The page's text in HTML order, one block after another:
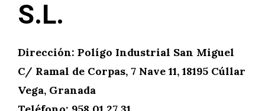
S.L.
Dirección: Polígo Industrial San Miguel
C/ Ramal de Corpas, 7 Nave 11, 18195 Cúllar
Vega, Granada